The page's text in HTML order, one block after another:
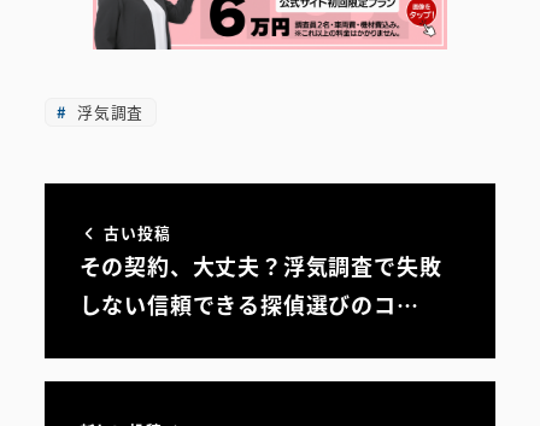
浮気調査
古い投稿
その契約、大丈夫？浮気調査で失敗
しない信頼できる探偵選びのコ…